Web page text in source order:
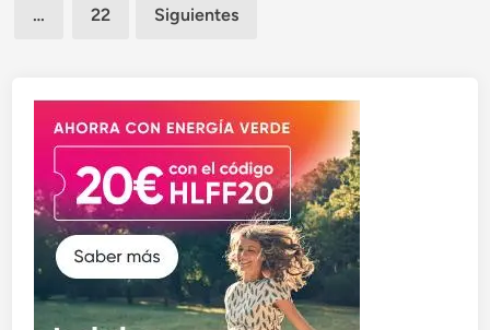
entradas
… 22 Siguientes